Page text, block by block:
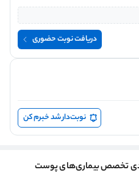
دریافت نوبت حضوری
نوبت‌دار شد خبرم کن
تخصص بیماری‌های پوست